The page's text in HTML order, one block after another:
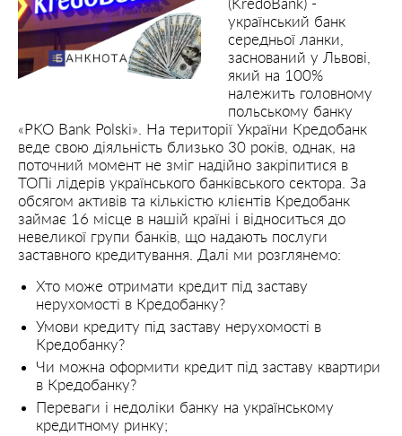
(KredoBank) -
український банк
середньої ланки,
заснований у Львові,
який на 100%
належить головному
польському банку
«PKO Bank Polski». На території України Кредобанк
веде свою діяльність близько 30 років, однак, на
поточний момент не зміг надійно закріпитися в
ТОПі лідерів українського банківського сектора. За
обсягом активів та кількістю клієнтів Кредобанк
займає 16 місце в нашій країні і відноситься до
невеликої групи банків, що надають послуги
заставного кредитування. Далі ми розглянемо:
Хто може отримати кредит під заставу
нерухомості в Кредобанку?
Умови кредиту під заставу нерухомості в
Кредобанку?
Чи можна оформити кредит під заставу квартири
в Кредобанку?
Переваги і недоліки банку на українському
кредитному ринку;